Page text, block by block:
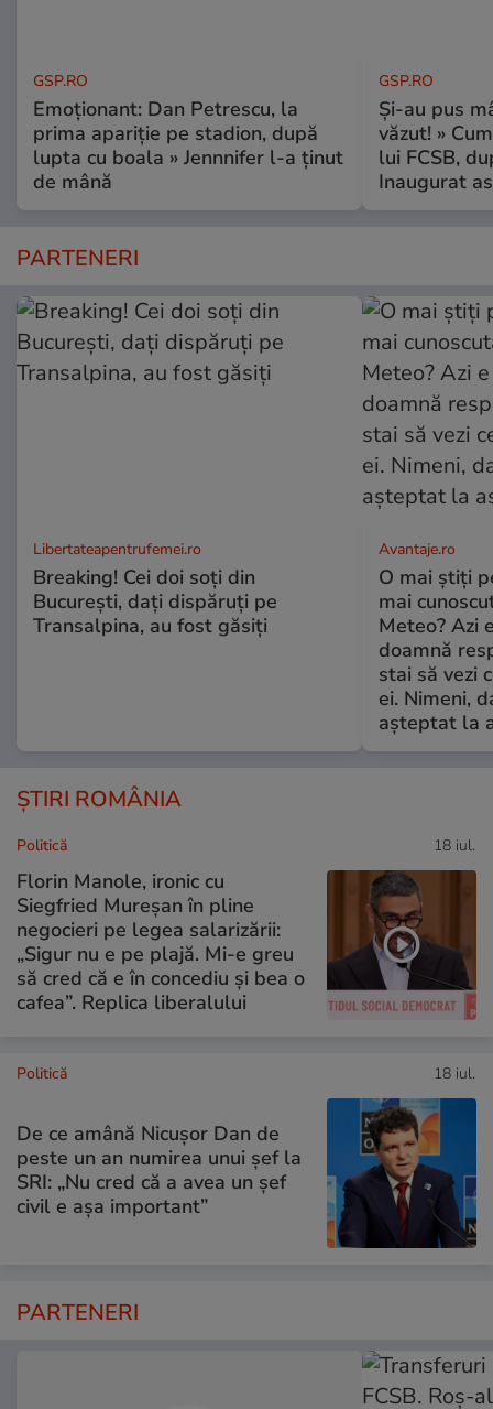
GSP.RO
Emoționant: Dan Petrescu, la
prima apariție pe stadion, după
lupta cu boala » Jennnifer l-a ținut
de mână
GSP.RO
Și-au pus
văzut! »
lui FCSB,
Inaugurat
PARTENERI
Libertateapentrufemei.ro
Breaking! Cei doi soți din
București, dați dispăruți pe
Transalpina, au fost găsiți
Avantaje.ro
O mai știți
mai
Meteo? Azi
doamnă
stai să vezi
ei. Nimeni,
așteptat la
ȘTIRI ROMÂNIA
Politică 18 iul.
Florin Manole, ironic cu
Siegfried Mureșan în pline
negocieri pe legea salarizării:
„Sigur nu e pe plajă. Mi-e greu
să cred că e în concediu și bea o
cafea”. Replica liberalului
Politică 18 iul.
De ce amână Nicușor Dan de
peste un an numirea unui șef la
SRI: „Nu cred că a avea un şef
civil e așa important”
PARTENERI